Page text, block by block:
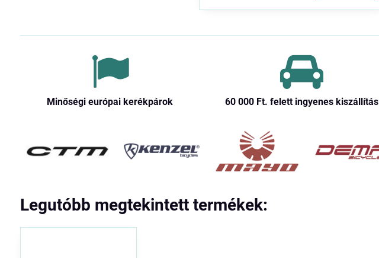
Minőségi európai kerékpárok 60 000 Ft​. felett ingyenes kiszállítás
Legutóbb megtekintett termékek: